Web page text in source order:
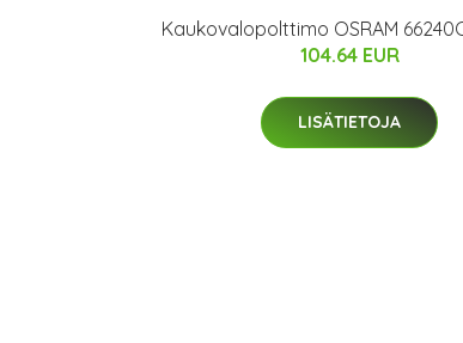
Kaukovalopolttimo OSRAM
104.64 EUR
LISÄTIETOJA